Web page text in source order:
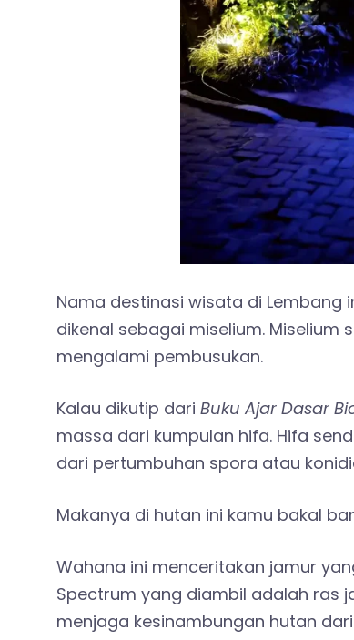
Nama destinasi wisata di
dikenal sebagai miselium.
mengalami pembusukan.
Kalau dikutip dari Buku Ajar Dasar
massa dari kumpulan hifa. Hifa
dari pertumbuhan spora atau
Makanya di hutan ini kamu bakal
Wahana ini menceritakan jamur
Spectrum yang diambil adalah ras
menjaga kesinambungan hutan